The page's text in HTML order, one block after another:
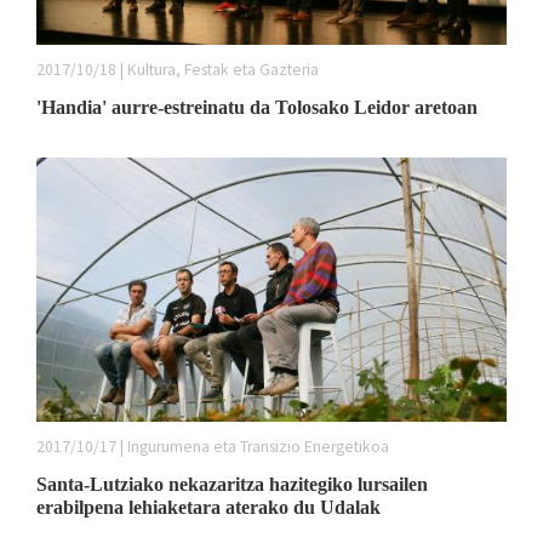
2017/10/18 | Kultura, Festak eta Gazteria
'Handia' aurre-estreinatu da Tolosako Leidor aretoan
2017/10/17 | Ingurumena eta Transizio Energetikoa
Santa-Lutziako nekazaritza hazitegiko lursailen
erabilpena lehiaketara aterako du Udalak